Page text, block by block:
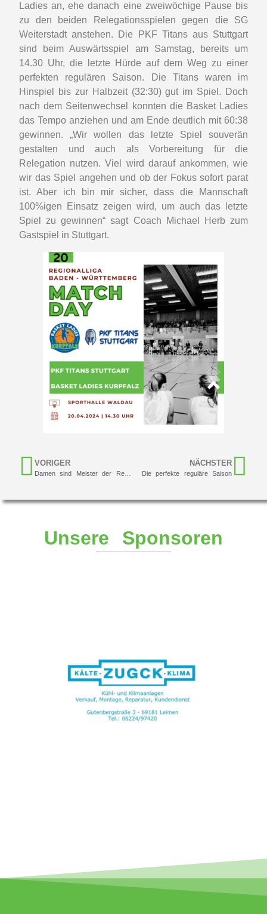
Ladies an, ehe danach eine zweiwöchige Pause bis
zu den beiden Relegationsspielen gegen die SG
Weiterstadt anstehen. Die PKF Titans aus Stuttgart
sind beim Auswärtsspiel am Samstag, bereits um
14.30 Uhr, die letzte Hürde auf dem Weg zu einer
perfekten regulären Saison. Die Titans waren im
Hinspiel bis zur Halbzeit (32:30) gut im Spiel. Doch
nach dem Seitenwechsel konnten die Basket Ladies
das Tempo anziehen und am Ende deutlich mit 60:38
gewinnen. „Wir wollen das letzte Spiel souverän
gestalten und auch als Vorbereitung für die
Relegation nutzen. Viel wird darauf ankommen, wie
wir das Spiel angehen und ob der Fokus sofort parat
ist. Aber ich bin mir sicher, dass die Mannschaft
100%igen Einsatz zeigen wird, um auch das letzte
Spiel zu gewinnen“ sagt Coach Michael Herb zum
Gastspiel in Stuttgart.
VORIGER
Damen sind Meister der Regionalliga BW
NÄCHSTER
Die perfekte reguläre Saison
Unsere Sponsoren